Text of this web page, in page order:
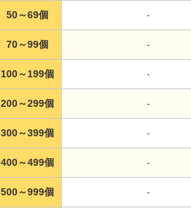
50～69個
70～99個
100～199個
200～299個
300～399個
400～499個
500～999個
-
-
-
-
-
-
-